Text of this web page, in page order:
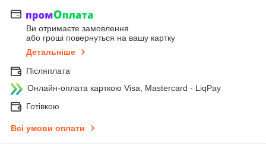
Ви отримаєте замовлення
або гроші повернуться на вашу картку
Детальніше
Післяплата
Онлайн-оплата карткою Visa, Mastercard - LiqPay
Готівкою
Всі умови оплати